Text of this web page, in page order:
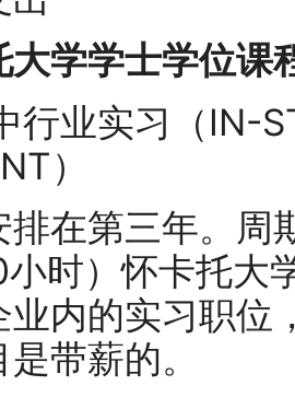
学士学位课
业实习（IN-
）
第三年。周
时）怀卡托大
业内的实习职位
带薪的。